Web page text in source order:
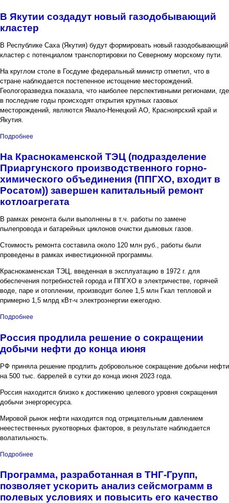
В Якутии создадут новый газодобывающий
кластер
В Республике Саха (Якутия) будут формировать новый газодобывающий
кластер с потенциалом транспортировки по Северному морскому пути.
На круглом столе в Госдуме федеральный министр отметил, что в
стране наблюдается постепенное истощение месторождений.
Геологоразведка показала, что наиболее перспективными регионами, где
в последние годы происходят открытия крупных газовых
месторождений, являются Ямало-Ненецкий АО, Красноярский край и
Якутия.
Подробнее
На Краснокаменской ТЭЦ (подразделение
Приаргунского производственного горно-
химического объединения (ППГХО, входит в
Росатом)) завершен капитальный ремонт
котлоагрегата
В рамках ремонта были выполнены в т.ч. работы по замене
пылепровода и батарейных циклонов очистки дымовых газов.
Стоимость ремонта составила около 120 млн руб., работы были
проведены в рамках инвестиционной программы.
Краснокаменская ТЭЦ, введенная в эксплуатацию в 1972 г. для
обеспечения потребностей города и ППГХО в электричестве, горячей
воде, паре и отоплении, производит более 1,5 млн Гкал тепловой и
примерно 1,5 млрд кВт-ч электроэнергии ежегодно.
Подробнее
входит в Росатом)) завершен капитальный ремонт котлоагрегата
Россия продлила решение о сокращении
добычи нефти до конца июня
РФ приняла решение продлить добровольное сокращение добычи нефти
на 500 тыс. баррелей в сутки до конца июня 2023 года.
Россия находится близко к достижению целевого уровня сокращения
добычи энергоресурса.
Мировой рынок нефти находится под отрицательным давлением
неестественных рукотворных факторов, в результате наблюдается
волатильность.
Подробнее
Программа, разработанная в ТНГ-Групп,
позволяет ускорить анализ сейсмограмм в
полевых условиях и повысить его качество